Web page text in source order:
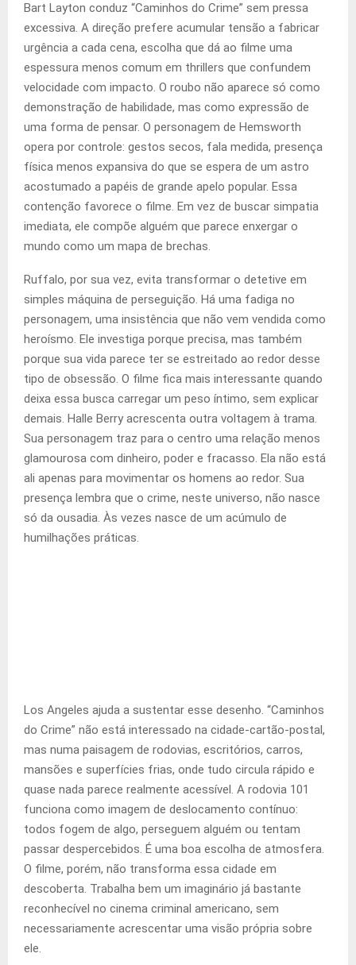
Bart Layton conduz “Caminhos do Crime” sem pressa
excessiva. A direção prefere acumular tensão a fabricar
urgência a cada cena, escolha que dá ao filme uma
espessura menos comum em thrillers que confundem
velocidade com impacto. O roubo não aparece só como
demonstração de habilidade, mas como expressão de
uma forma de pensar. O personagem de Hemsworth
opera por controle: gestos secos, fala medida, presença
física menos expansiva do que se espera de um astro
acostumado a papéis de grande apelo popular. Essa
contenção favorece o filme. Em vez de buscar simpatia
imediata, ele compõe alguém que parece enxergar o
mundo como um mapa de brechas.
Ruffalo, por sua vez, evita transformar o detetive em
simples máquina de perseguição. Há uma fadiga no
personagem, uma insistência que não vem vendida como
heroísmo. Ele investiga porque precisa, mas também
porque sua vida parece ter se estreitado ao redor desse
tipo de obsessão. O filme fica mais interessante quando
deixa essa busca carregar um peso íntimo, sem explicar
demais. Halle Berry acrescenta outra voltagem à trama.
Sua personagem traz para o centro uma relação menos
glamourosa com dinheiro, poder e fracasso. Ela não está
ali apenas para movimentar os homens ao redor. Sua
presença lembra que o crime, neste universo, não nasce
só da ousadia. Às vezes nasce de um acúmulo de
humilhações práticas.
Los Angeles ajuda a sustentar esse desenho. “Caminhos
do Crime” não está interessado na cidade-cartão-postal,
mas numa paisagem de rodovias, escritórios, carros,
mansões e superfícies frias, onde tudo circula rápido e
quase nada parece realmente acessível. A rodovia 101
funciona como imagem de deslocamento contínuo:
todos fogem de algo, perseguem alguém ou tentam
passar despercebidos. É uma boa escolha de atmosfera.
O filme, porém, não transforma essa cidade em
descoberta. Trabalha bem um imaginário já bastante
reconhecível no cinema criminal americano, sem
necessariamente acrescentar uma visão própria sobre
ele.